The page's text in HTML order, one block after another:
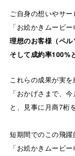
ご自身の想いやサ
「お絵かきムービ
理想のお客様（ペル
そして成約率100%
これらの成果が実を
「おかげさまで、
と、見事に月商7桁
短期間でのこの飛躍
「お絵かきムービ